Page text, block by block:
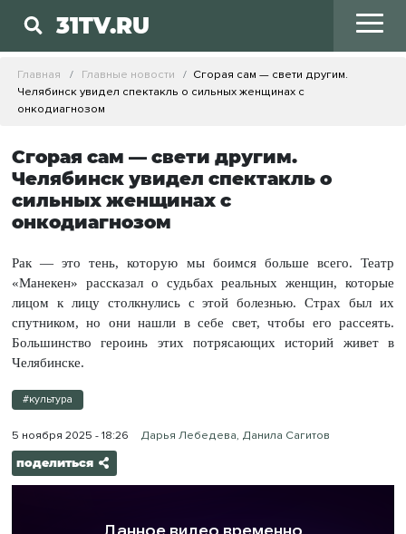
31TV.RU
Главная Главные новости
Сгорая сам — свети другим.
Челябинск увидел спектакль о сильных женщинах с
онкодиагнозом
Сгорая сам — свети другим.
Челябинск увидел спектакль о
сильных женщинах с
онкодиагнозом
Рак — это тень, которую мы боимся больше всего. Театр
«Манекен» рассказал о судьбах реальных женщин, которые
лицом к лицу столкнулись с этой болезнью. Страх был их
спутником, но они нашли в себе свет, чтобы его рассеять.
Большинство героинь этих потрясающих историй живет в
Челябинске.
#культура
5 ноября 2025 - 18:26 Дарья Лебедева, Данила Сагитов
поделиться